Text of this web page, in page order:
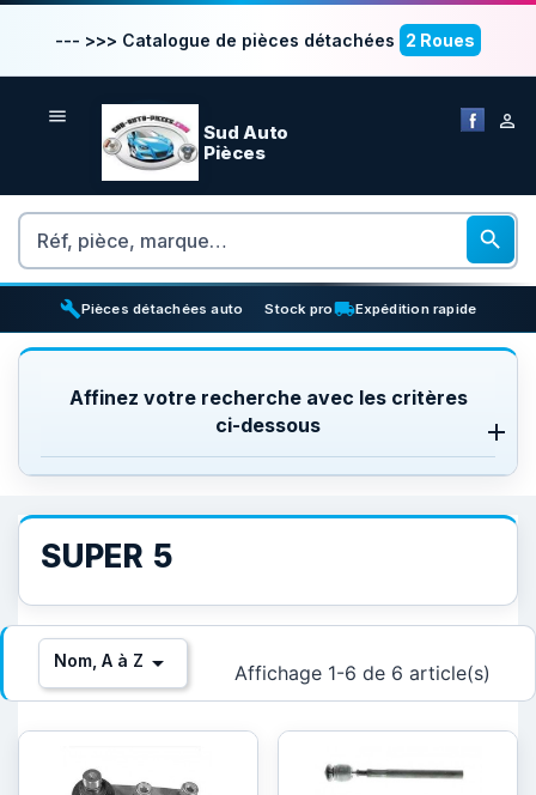
--- >>> Catalogue de pièces détachées 2 Roues
 
Sud Auto
Pièces
Rechercher

buildPièces détachées auto inventory_2
Stock prolocal_shippingExpédition rapide
Affinez votre recherche avec les critères
ci-dessous
SUPER 5
Nom, A à Z  Affichage 1-6 de 6 article(s)